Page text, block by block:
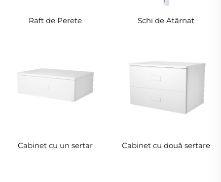
Raft de Perete Schi de Atârnat
Cabinet cu un sertar Cabinet cu două sertare